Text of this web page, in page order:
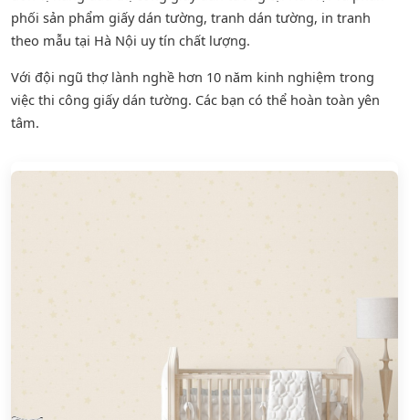
phối sản phẩm giấy dán tường, tranh dán tường, in tranh
theo mẫu tại Hà Nội uy tín chất lượng.
Với đội ngũ thợ lành nghề hơn 10 năm kinh nghiệm trong
việc thi công giấy dán tường. Các bạn có thể hoàn toàn yên
tâm.